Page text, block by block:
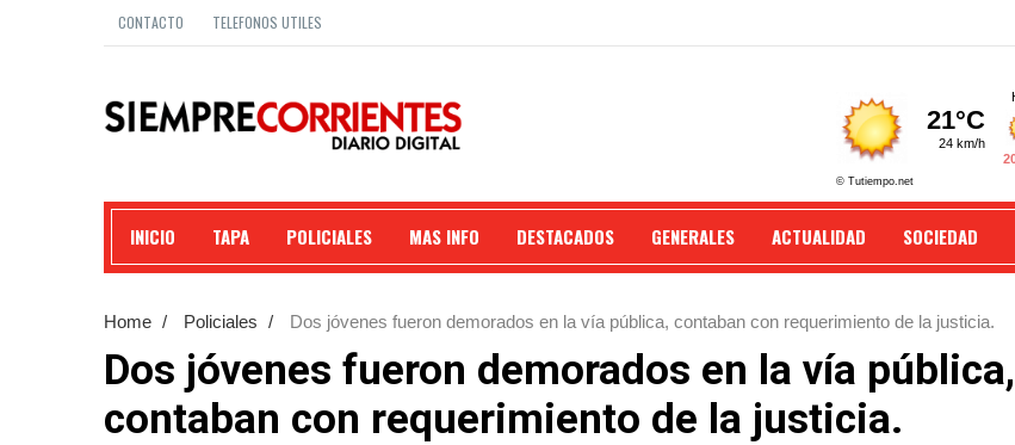
CONTACTO TELEFONOS UTILES
INICIO TAPA POLICIALES MAS INFO DESTACADOS GENERALES ACTUALIDAD SOCIEDAD
Home / Policiales / Dos jóvenes fueron demorados en la vía pública, contaban con requerimiento de la justicia.
Dos jóvenes fueron demorados en la vía pública,
contaban con requerimiento de la justicia.